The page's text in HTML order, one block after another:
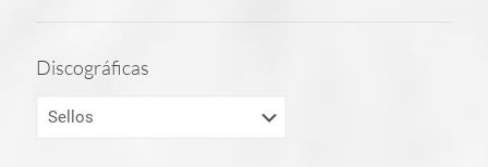
Discográficas